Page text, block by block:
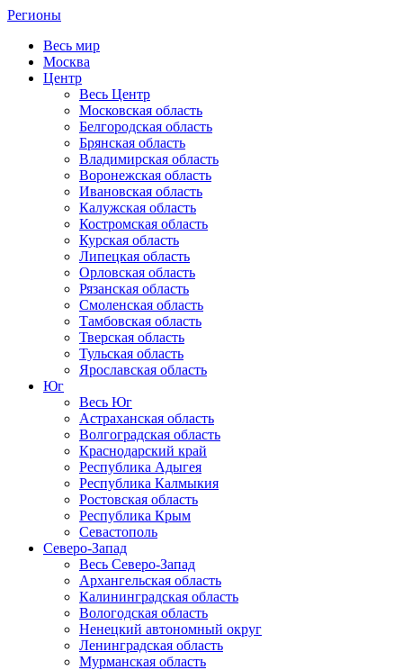
Регионы
Весь мир
Москва
Центр
Весь Центр
Московская область
Белгородская область
Брянская область
Владимирская область
Воронежская область
Ивановская область
Калужская область
Костромская область
Курская область
Липецкая область
Орловская область
Рязанская область
Смоленская область
Тамбовская область
Тверская область
Тульская область
Ярославская область
Юг
Весь Юг
Астраханская область
Волгоградская область
Краснодарский край
Республика Адыгея
Республика Калмыкия
Ростовская область
Республика Крым
Севастополь
Северо-Запад
Весь Северо-Запад
Архангельская область
Калининградская область
Вологодская область
Ненецкий автономный округ
Ленинградская область
Мурманская область